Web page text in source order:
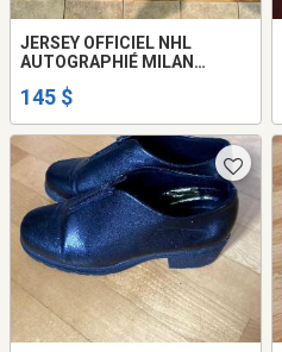
JERSEY OFFICIEL NHL
AUTOGRAPHIÉ MILAN
SÉNATEURS D’OTTAWA
145 $